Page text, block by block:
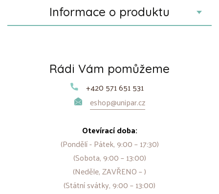
Informace o produktu
Rádi Vám pomůžeme
+420 571 651 531
eshop@unipar.cz
Otevírací doba:
(Pondělí - Pátek, 9:00 – 17:30)
(Sobota, 9:00 – 13:00)
(Neděle, ZAVŘENO – )
(Státní svátky, 9:00 – 13:00)